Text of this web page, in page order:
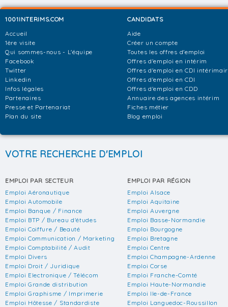
1001INTERIMS.COM
Accueil
1ère visite
Qui sommes-nous - L'équipe
Facebook
Twitter
Linkedin
Infos légales
Partenaires
Presse et Partenariat
Plan du site
CANDIDATS
Aide
Créer un compte
Toutes les offres d'emploi
Offres d'emploi en intérim
Offres d'emploi en CDI
Offres d'emploi en CDI
Offres d'emploi en CDD
Annuaire des agences intérim
Fiches métier
Blog emploi
VOTRE RECHERCHE D'EMPLOI
EMPLOI PAR SECTEUR
Emploi Aéronautique
Emploi Automobile
Emploi Banque / Finance
Emploi BTP / Bureau d'études
Emploi Coiffure / Beauté
Emploi Communication / Marketing
Emploi Comptabilité / Audit
Emploi Divers
Emploi Droit / Juridique
Emploi Electronique / Télécom
Emploi Grande distribution
Emploi Graphisme / Imprimerie
Emploi Hôtesse / Standardiste
EMPLOI PAR RÉGION
Emploi Alsace
Emploi Aquitaine
Emploi Auvergne
Emploi Basse-Normandie
Emploi Bourgogne
Emploi Bretagne
Emploi Centre
Emploi Champagne-Ardenne
Emploi Corse
Emploi Franche-Comté
Emploi Haute-Normandie
Emploi Ile-de-France
Emploi Languedoc-Roussillon